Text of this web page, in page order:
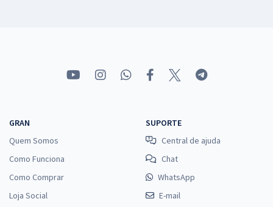
GRAN
Quem Somos
Como Funciona
Como Comprar
Loja Social
SUPORTE
Central de ajuda
Chat
WhatsApp
E-mail